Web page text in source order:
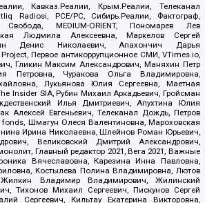
Кавказ.Реалии, Крым.Реалии, Телеканал
Radiosi, PCE/PC, Сибирь.Реалии, Фактограф,
MEDIUM-ORIENT, Пономарев Лев
Людмила Алексеевна, Маркелов Сергей
Денис Николаевич, Апахончич Дарья
Первое антикоррупционное СМИ, VTimes.io,
Гликин Максим Александрович, Маняхин Петр
Петровна, Чуракова Ольга Владимировна,
Лукьянова Юлия Сергеевна, Маетная
Insider SIA, Рубин Михаил Аркадьевич, Гройсман
Илья Дмитриевич, Апухтина Юлия
Алексей Евгеньевич, Телеканал Дождь, Петров
fonds, Шмагун Олеся Валентиновна, Мароховская
Ирина Николаевна, Шлейнов Роман Юрьевич,
Великовский Дмитрий Александрович,
Главный редактор 2021, Вега 2021, Важные
Вячеславовна, Карезина Инна Павловна,
Костылева Полина Владимировна, Лютов
Владимир Владимирович, Жилинский
Тихонов Михаил Сергеевич, Пискунов Сергей
Сергеевич, Кильтау Екатерина Викторовна,